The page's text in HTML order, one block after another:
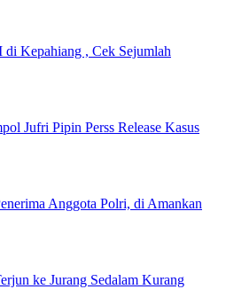
Kepahiang , Cek Sejumlah
Jufri Pipin Perss Release Kasus
Anggota Polri, di Amankan
ke Jurang Sedalam Kurang